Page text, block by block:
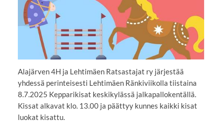
Alajärven 4H ja Lehtimäen Ratsastajat ry järjestää
yhdessä perinteisesti Lehtimäen Ränkiviikolla tiistaina
8.7.2025 Kepparikisat keskikylässä jalkapallokentällä.
Kissat alkavat klo. 13.00 ja päättyy kunnes kaikki kisat
luokat kisattu.